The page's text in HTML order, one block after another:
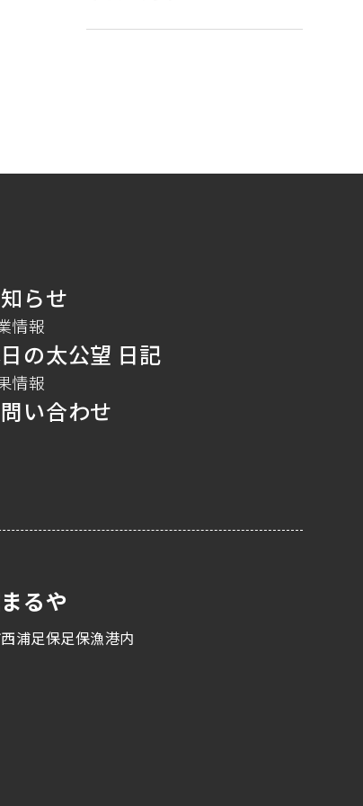
らせ
情報
日の太公望 日記
情報
問い合わせ
るや
浦足保足保漁港内